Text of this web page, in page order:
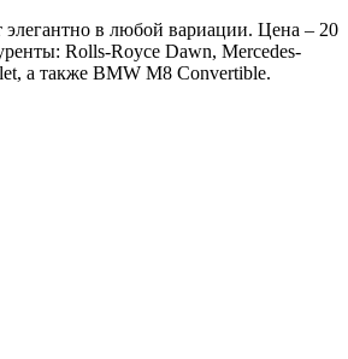
в любой вариации. Цена – 20
Rolls-Royce Dawn, Mercedes-
а также BMW M8 Convertible.